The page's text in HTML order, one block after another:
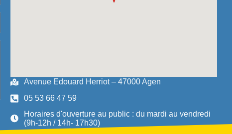
Avenue Edouard Herriot – 47000 Agen
05 53 66 47 59
Horaires d'ouverture au public : du mardi au vendredi
(9h-12h / 14h- 17h30)